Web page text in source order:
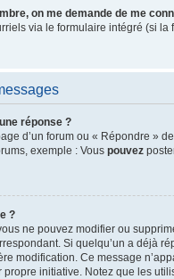
on me demande de me
via le formulaire intégré (si
réponse ?
d’un forum ou « Répondre »
exemple : Vous pouvez
?
ne pouvez modifier ou
Si quelqu’un a déjà
modification. Ce message
initiative. Notez que les